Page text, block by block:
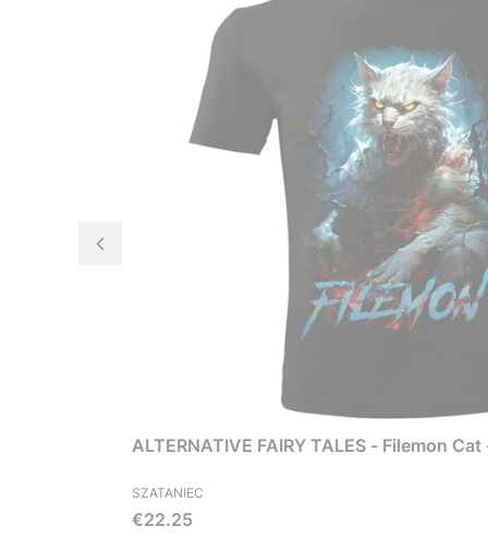
ALTERNATIVE FAIRY TALES - Filemon
SZATANIEC
Price
€22.25